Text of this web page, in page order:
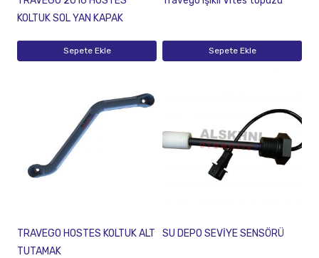
KOLTUK SOL YAN KAPAK
Sepete Ekle Sepete Ekle
TRAVEGO HOSTES KOLTUK ALT
TUTAMAK
SU DEPO SEVİYE SENSÖRÜ